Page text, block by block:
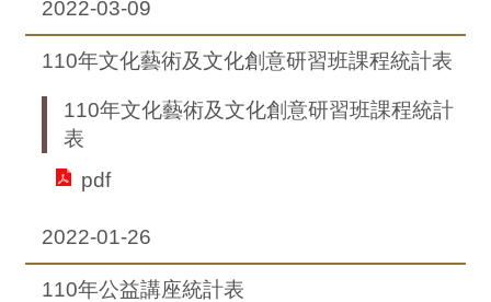
2022-03-09
110年文化藝術及文化創意研習班課程統計表
110年文化藝術及文化創意研習班課程統計
表
pdf
2022-01-26
110年公益講座統計表